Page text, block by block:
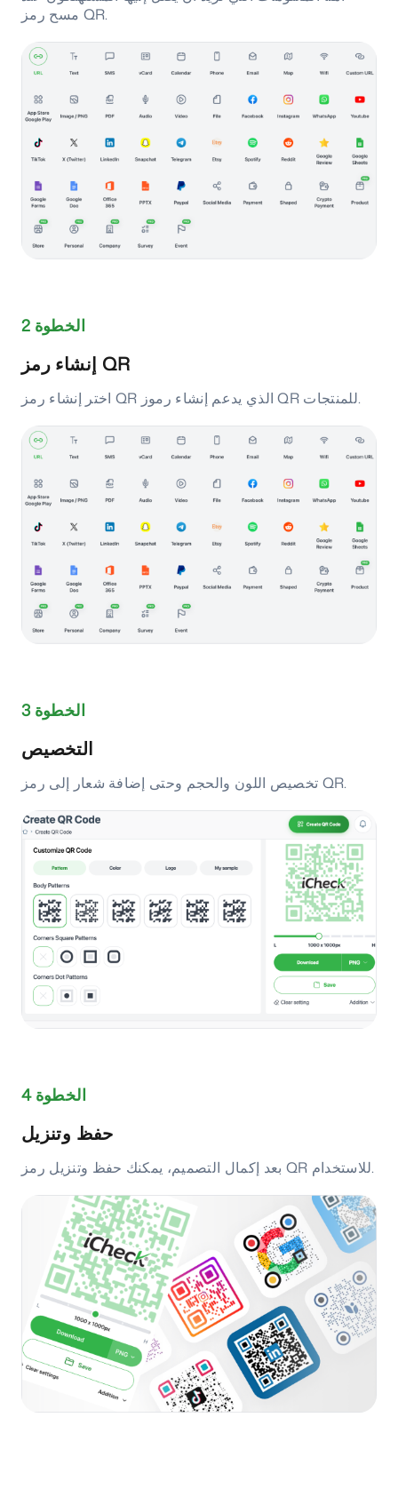
مسح رمز QR.
الخطوة 2
إنشاء رمز QR
اختر إنشاء رمز QR الذي يدعم إنشاء رموز QR للمنتجات.
الخطوة 3
التخصيص
تخصيص اللون والحجم وحتى إضافة شعار إلى رمز QR.
الخطوة 4
حفظ وتنزيل
بعد إكمال التصميم، يمكنك حفظ وتنزيل رمز QR للاستخدام.